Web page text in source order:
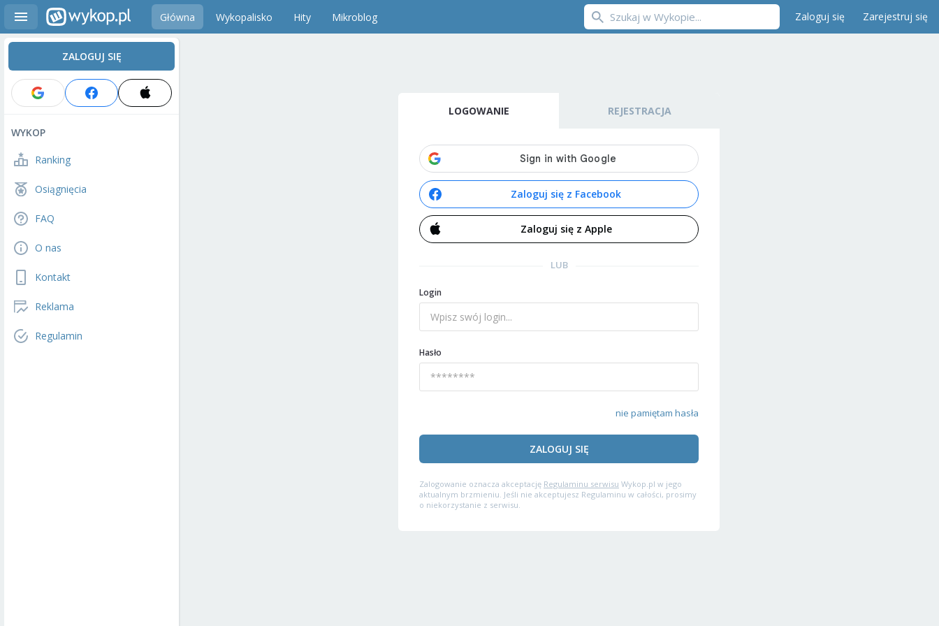
Główna Wykopalisko Hity Mikroblog Zaloguj się Zarejestruj się
ZALOGUJ SIĘ
WYKOP
Ranking
Osiągnięcia
FAQ
O nas
Kontakt
Reklama
Regulamin
LOGOWANIE REJESTRACJA
Zaloguj się z Facebook
Zaloguj się z Apple
LUB
Login
Hasło
nie pamiętam hasła
ZALOGUJ SIĘ
Zalogowanie oznacza akceptację Regulaminu serwisu Wykop.pl w jego
aktualnym brzmieniu. Jeśli nie akceptujesz Regulaminu w całości, prosimy
o niekorzystanie z serwisu.